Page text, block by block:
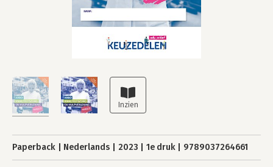
Paperback Nederlands 2023 1e druk 9789037264661